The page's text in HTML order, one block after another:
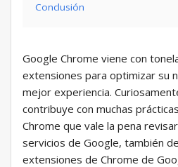
Conclusión
Google Chrome viene con
extensiones para optimizar su
mejor experiencia.
contribuye con muchas
Chrome que vale la pena
servicios de Google, también
extensiones de Chrome de